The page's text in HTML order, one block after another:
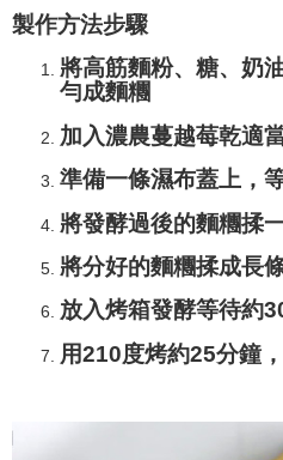
製作方法步驟
將高筋麵粉、糖、奶
勻成麵糰
加入濃農蔓越莓乾適
準備一條濕布蓋上，
將發酵過後的麵糰揉
將分好的麵糰揉成長
放入烤箱發酵等待約
用210度烤約25分鐘